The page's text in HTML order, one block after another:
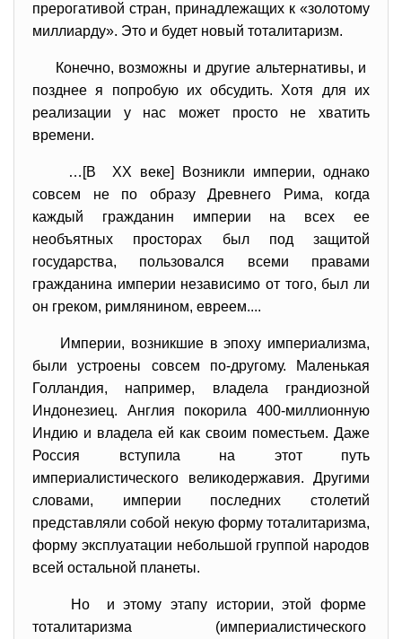
прерогативой стран, принадлежащих к «золотому
миллиарду». Это и будет новый тоталитаризм.
Конечно, возможны и другие альтернативы, и
позднее я попробую их обсудить. Хотя для их
реализации у нас может просто не хватить
времени.
…[В ХХ веке] Возникли империи, однако
совсем не по образу Древнего Рима, когда
каждый гражданин империи на всех ее
необъятных просторах был под защитой
государства, пользовался всеми правами
гражданина империи независимо от того, был ли
он греком, римлянином, евреем....
Империи, возникшие в эпоху империализма,
были устроены совсем по-другому. Маленькая
Голландия, например, владела грандиозной
Индонезиец. Англия покорила 400-миллионную
Индию и владела ей как своим поместьем. Даже
Россия вступила на этот путь
империалистического великодержавия. Другими
словами, империи последних столетий
представляли собой некую форму тоталитаризма,
форму эксплуатации небольшой группой народов
всей остальной планеты.
Но и этому этапу истории, этой форме
тоталитаризма (империалистического